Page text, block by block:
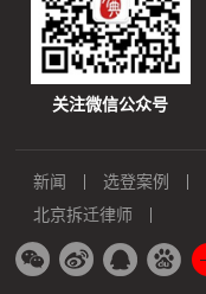
关注微信公众号
新闻 选登案例
北京拆迁律师